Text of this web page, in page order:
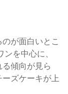
が面白いとこ
を中心に、
傾向が見ら
ズケーキが上